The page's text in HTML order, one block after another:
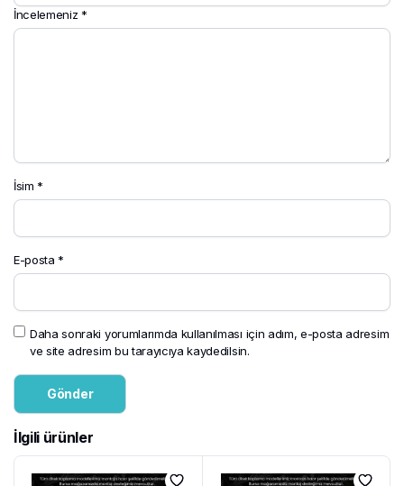
İncelemeniz *
İsim *
E-posta *
Daha sonraki yorumlarımda kullanılması için adım, e-posta adresim
ve site adresim bu tarayıcıya kaydedilsin.
İlgili ürünler